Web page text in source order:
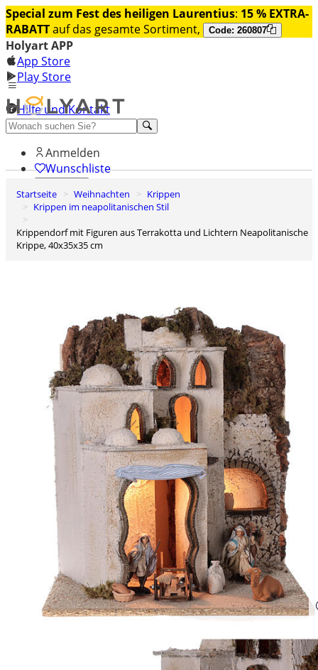
Special zum Fest des heiligen Laurentius: 15 % EXTRA-
RABATTauf das gesamte Sortiment, Code: 260807
Holyart APP
App Store
Play Store
Hilfe und Kontakt
Entdecken Sie Premium
Anmelden
Wunschliste
0
Warenkorb
Startseite Weihnachten
Krippen
Krippen im neapolitanischen Stil
Krippendorf mit Figuren aus Terrakotta und Lichtern Neapolitanische
Krippe, 40x35x35 cm